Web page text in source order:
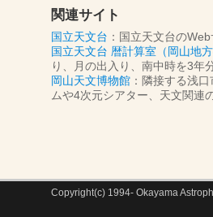
関連サイト
国立天文台 ：国立天文台のWeb
国立天文台 暦計算室（岡山地方
り、月の出入り、南中時を3年
岡山天文博物館 ：隣接する浅
ムや4次元シアター、天文関連
Copyright(c) 1994- Okayama